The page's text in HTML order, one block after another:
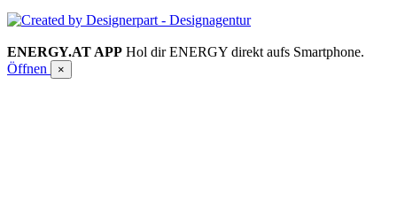
ENERGY.AT APP Hol dir ENERGY direkt aufs Smartphone.
Öffnen
×